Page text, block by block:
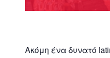
Ακόμη ένα δυνατό